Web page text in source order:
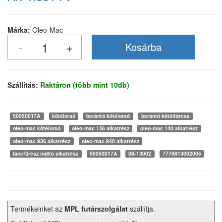
Márka: Oleo-Mac
Szállítás: Raktáron (több mint 10db)
50050017A kötélorsó berántó kötélorsó
berántó kötéltárcsa
oleo-mac kötélorsó
oleo-mac 136 alkatrész
oleo-mac 140 alkatrész
oleo-mac 936 alkatrész
oleo-mac 940 alkatrész
láncfűrész indító alkatrész
50050017A 08-13002 7770813002005
Termékeinket az MPL futárszolgálat szállítja.